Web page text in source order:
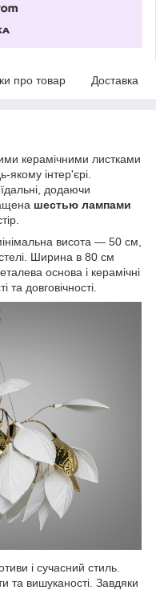
про товар Доставка
керамічними листками
інтер'єрі.
додаючи
шестью лампами
висота — 50 см,
стелі. Ширина в 80 см
основа і керамічні
довговічності.
і сучасний стиль.
та вишуканості. Завдяки